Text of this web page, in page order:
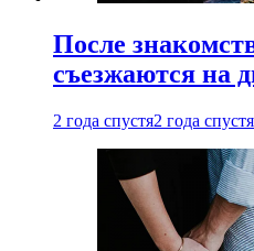
После
съезжаются на
2 года спустя2 года спустя